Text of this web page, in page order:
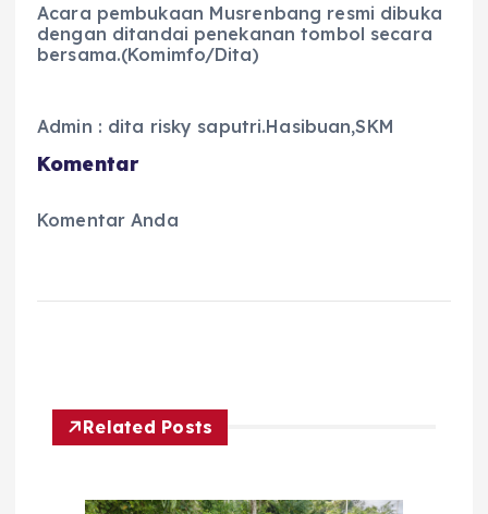
Acara pembukaan Musrenbang resmi dibuka
dengan ditandai penekanan tombol secara
bersama.(Komimfo/Dita)
Admin : dita risky saputri.Hasibuan,SKM
Komentar
Komentar Anda
Related Posts